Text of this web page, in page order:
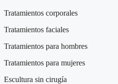
Tratamientos corporales
Tratamientos faciales
Tratamientos para hombres
Tratamientos para mujeres
Escultura sin cirugía